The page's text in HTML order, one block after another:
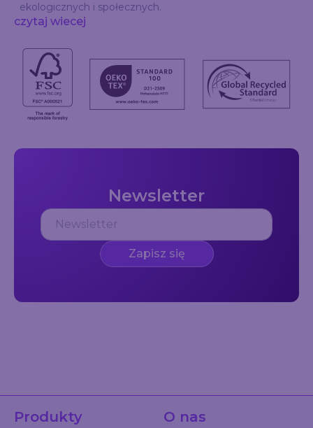
ekologicznych i społecznych.
czytaj wiecej
Newsletter
Zapisz się
Produkty O nas